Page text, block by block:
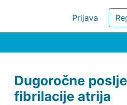
Prijava
Dugoročne
fibrilacije atrija